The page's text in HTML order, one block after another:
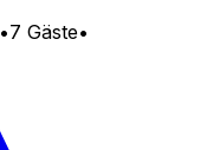
•7 Gäste•